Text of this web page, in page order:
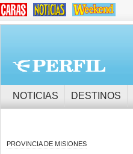
NOTICIAS DESTINOS
PROVINCIA DE MISIONES